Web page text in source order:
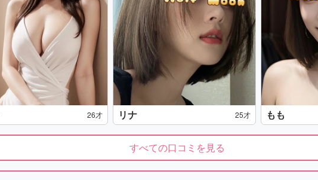
26才 リナ 25才 もも
すべての口コミを見る